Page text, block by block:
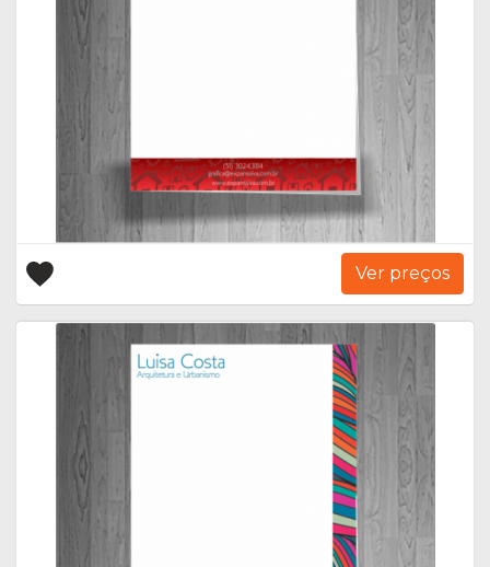
Ver preços